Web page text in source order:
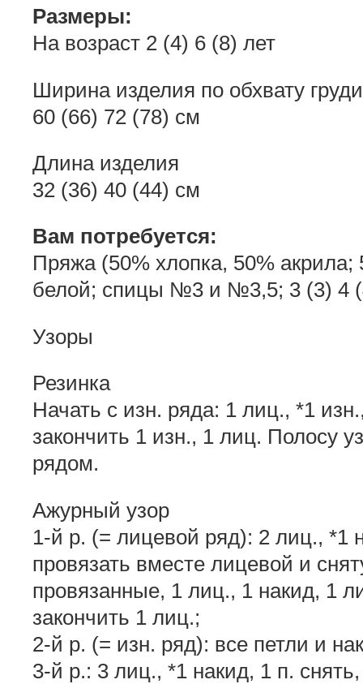
Размеры:
На возраст 2 (4) 6 (8) лет
Ширина изделия по обхвату груди
60 (66) 72 (78) см
Длина изделия
32 (36) 40 (44) см
Вам потребуется:
Пряжа (50% хлопка, 50% акрила;
белой; спицы №3 и №3,5; 3 (3) 4
Узоры
Резинка
Начать с изн. ряда: 1 лиц., *1
закончить 1 изн., 1 лиц. Полосу
рядом.
Ажурный узор
1-й р. (= лицевой ряд): 2 лиц., *1
провязать вместе лицевой и
провязанные, 1 лиц., 1 накид, 1
закончить 1 лиц.;
2-й р. (= изн. ряд): все петли и
3-й р.: 3 лиц., *1 накид, 1 п.